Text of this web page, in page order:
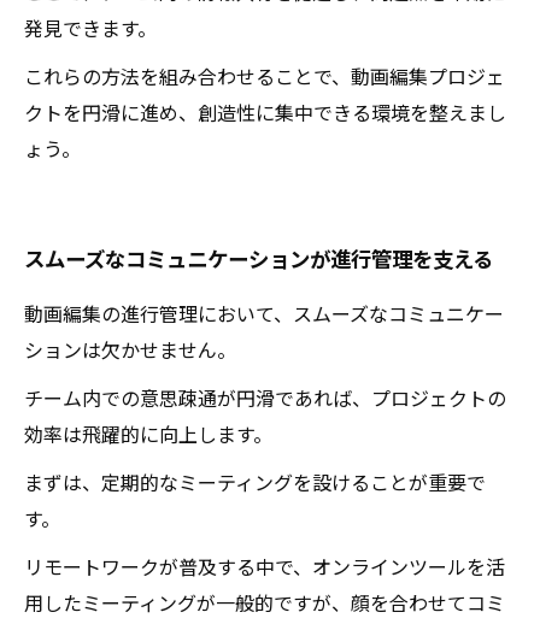
発見できます。
これらの方法を組み合わせることで、動画編集プロジェ
クトを円滑に進め、創造性に集中できる環境を整えまし
ょう。
スムーズなコミュニケーションが進行管理を支える
動画編集の進行管理において、スムーズなコミュニケー
ションは欠かせません。
チーム内での意思疎通が円滑であれば、プロジェクトの
効率は飛躍的に向上します。
まずは、定期的なミーティングを設けることが重要で
す。
リモートワークが普及する中で、オンラインツールを活
用したミーティングが一般的ですが、顔を合わせてコミ